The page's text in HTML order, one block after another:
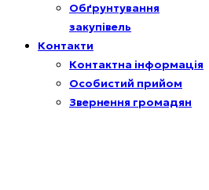
Обґрунтування
закупівель
Контакти
Контактна інформація
Особистий прийом
Звернення громадян